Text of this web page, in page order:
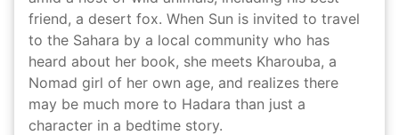
friend, a desert fox. When Sun is invited to travel
to the Sahara by a local community who has
heard about her book, she meets Kharouba, a
Nomad girl of her own age, and realizes there
may be much more to Hadara than just a
character in a bedtime story.